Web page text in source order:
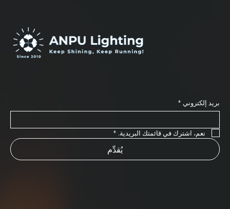
بريد إلكتروني *
نعم، اشترك في قائمتك البريدية. *
يُقدِّم